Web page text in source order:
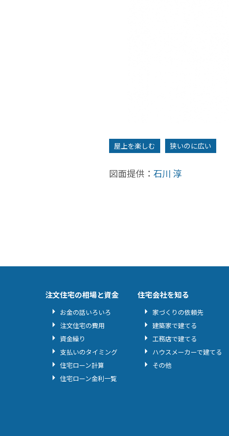
屋上を楽しむ 狭いのに広い
図面提供： 石川 淳
注文住宅の相場と資金
お金の話いろいろ
注文住宅の費用
資金繰り
支払いのタイミング
住宅ローン計算
住宅ローン金利一覧
住宅会社を知る
家づくりの依頼先
建築家で建てる
工務店で建てる
ハウスメーカーで建てる
その他